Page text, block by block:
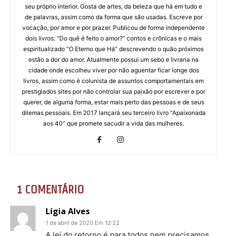
seu próprio interior. Gosta de artes, da beleza que há em tudo e
de palavras, assim como da forma que são usadas. Escreve por
vocação, por amor e por prazer. Publicou de forma independente
dois livros: “Do quê é feito o amor?” contos e crônicas e o mais
espiritualizado “O Eterno que Há” descrevendo o quão próximos
estão a dor do amor. Atualmente possui um sebo e livraria na
cidade onde escolheu viver por não aguentar ficar longe dos
livros, assim como é colunista de assuntos comportamentais em
prestigiados sites por não controlar sua paixão por escrever e por
querer, de alguma forma, estar mais perto das pessoas e de seus
dilemas pessoais. Em 2017 lançará seu terceiro livro “Apaixonada
aos 40” que promete sacudir a vida das mulheres.
1 COMENTÁRIO
Lígia Alves
1 de abril de 2020 Em 12:22